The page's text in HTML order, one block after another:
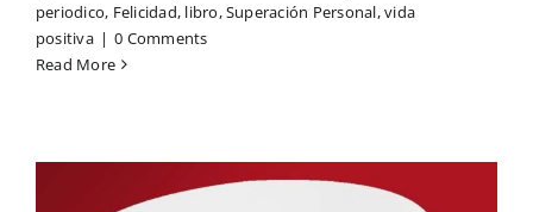
periodico, Felicidad, libro,Superación Personal,vida
positiva | 0 Comments
Read More